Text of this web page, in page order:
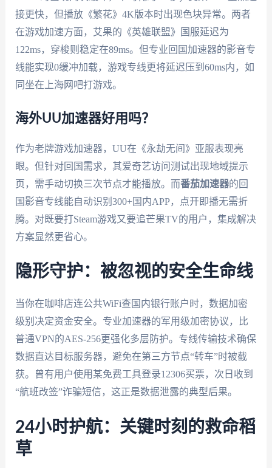
接更快，但播放《繁花》4K版本时出现色块异常。两者
在游戏加速方面，艾果的《英雄联盟》国服延迟为
122ms，穿梭则稳定在89ms。但专业回国加速器的影音专
线能实现0缓冲加载，游戏专线更将延迟压到60ms内，如
同坐在上海网吧打游戏。
海外UU加速器好用吗？
作为老牌游戏加速器，UU在《永劫无间》亚服表现亮
眼。但针对回国需求，其爱奇艺访问测试出现地域提示
页，需手动切换三次节点才能播放。而番茄加速器的回
国影音专线能自动识别300+国内APP，点开即播无需折
腾。对既要打Steam游戏又要追芒果TV的用户，集成解决
方案显然更省心。
隐形守护：被忽视的安全生命线
当你在咖啡店连公共WiFi查国内银行账户时，数据加密
级别决定资金安全。专业加速器的军用级加密协议，比
普通VPN的AES-256更强化多层防护。专线传输技术确保
数据直达目标服务器，避免在第三方节点“转车”时被截
获。曾有用户使用某免费工具登录12306买票，次日收到
“航班改签”诈骗短信，这正是数据泄露的典型后果。
24小时护航：关键时刻的救命稻
草